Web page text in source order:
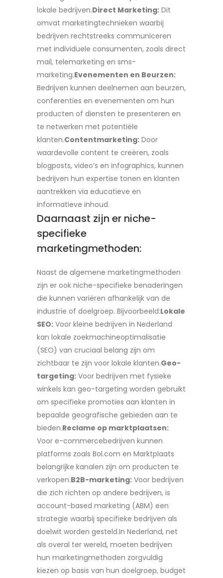
lokale bedrijven.Direct Marketing: Dit
omvat marketingtechnieken waarbij
bedrijven rechtstreeks communiceren
met individuele consumenten, zoals direct
mail, telemarketing en sms-
marketing.Evenementen en Beurzen:
Bedrijven kunnen deelnemen aan beurzen,
conferenties en evenementen om hun
producten of diensten te presenteren en
te netwerken met potentiële
klanten.Contentmarketing: Door
waardevolle content te creëren, zoals
blogposts, video’s en infographics, kunnen
bedrijven hun expertise tonen en klanten
aantrekken via educatieve en
informatieve inhoud.
Daarnaast zijn er niche-
specifieke
marketingmethoden:
Naast de algemene marketingmethoden
zijn er ook niche-specifieke benaderingen
die kunnen variëren afhankelijk van de
industrie of doelgroep. Bijvoorbeeld:Lokale
SEO: Voor kleine bedrijven in Nederland
kan lokale zoekmachineoptimalisatie
(SEO) van cruciaal belang zijn om
zichtbaar te zijn voor lokale klanten.Geo-
targeting: Voor bedrijven met fysieke
winkels kan geo-targeting worden gebruikt
om specifieke promoties aan klanten in
bepaalde geografische gebieden aan te
bieden.Reclame op marktplaatsen:
Voor e-commercebedrijven kunnen
platforms zoals Bol.com en Marktplaats
belangrijke kanalen zijn om producten te
verkopen.B2B-marketing: Voor bedrijven
die zich richten op andere bedrijven, is
account-based marketing (ABM) een
strategie waarbij specifieke bedrijven als
doelwit worden gesteld.In Nederland, net
als overal ter wereld, moeten bedrijven
hun marketingmethoden zorgvuldig
kiezen op basis van hun doelgroep, budget